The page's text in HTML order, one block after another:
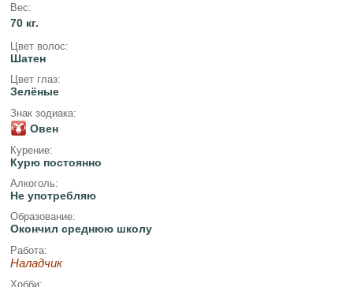
Вес:
70 кг.
Цвет волос:
Шатен
Цвет глаз:
Зелёные
Знак зодиака:
Овен
Курение:
Курю постоянно
Алкоголь:
Не употребляю
Образование:
Окончил среднюю школу
Работа:
Наладчик
Хобби: